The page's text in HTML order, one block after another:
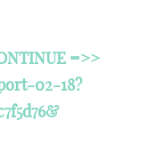
=>>
02-18?